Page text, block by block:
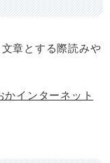
章とする際読みや
インターネット